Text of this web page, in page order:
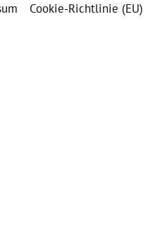
Cookie-Richtlinie (EU)